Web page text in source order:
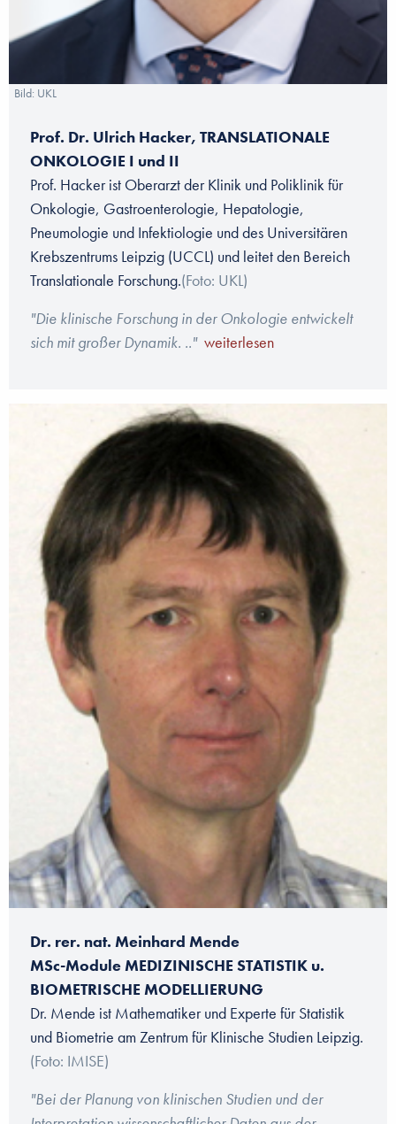
Bild: UKL
Prof. Dr. Ulrich Hacker, TRANSLATIONALE
ONKOLOGIE I und II
Prof. Hacker ist Oberarzt der Klinik und Poliklinik für
Onkologie, Gastroenterologie, Hepatologie,
Pneumologie und Infektiologie und des Universitären
Krebszentrums Leipzig (UCCL) und leitet den Bereich
Translationale Forschung.(Foto: UKL)
"Die klinische Forschung in der Onkologie entwickelt
sich mit großer Dynamik. .."weiterlesen
Dr. rer. nat. Meinhard Mende
MSc-Module MEDIZINISCHE STATISTIK u.
BIOMETRISCHE MODELLIERUNG
Dr. Mende ist Mathematiker und Experte für Statistik
und Biometrie am Zentrum für Klinische Studien Leipzig.
(Foto: IMISE)
"Bei der Planung von klinischen Studien und der